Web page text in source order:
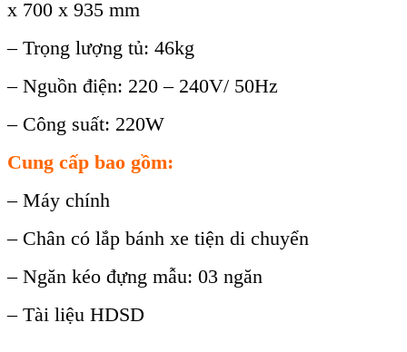
x 700 x 935 mm
– Trọng lượng tủ: 46kg
– Nguồn điện: 220 – 240V/ 50Hz
– Công suất: 220W
Cung cấp bao gồm:
– Máy chính
– Chân có lắp bánh xe tiện di chuyển
– Ngăn kéo đựng mẫu: 03 ngăn
– Tài liệu HDSD